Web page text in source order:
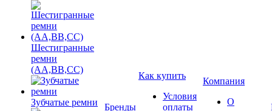
Шестигранные
ремни
(AA,BB,CC)
Зубчатые ремни Бренды
Как купить
Условия
оплаты
Компания
О